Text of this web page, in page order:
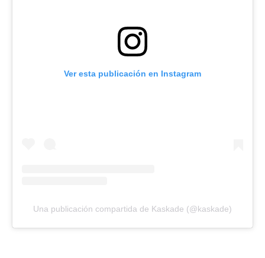
Ver esta publicación en Instagram
Una publicación compartida de Kaskade (@kaskade)